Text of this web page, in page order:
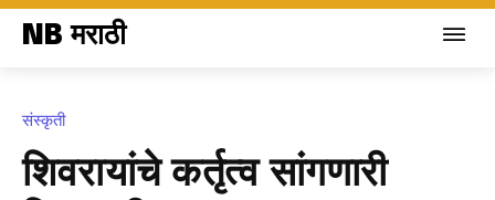
NB मराठी
संस्कृती
शिवरायांचे कर्तृत्व सांगणारी